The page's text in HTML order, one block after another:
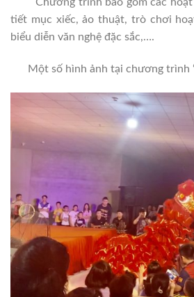
Chương trình bao gồm các hoạt
tiết mục xiếc, ảo thuật, trò chơi
biểu diễn văn nghệ đặc sắc,….
Một số hình ảnh tại chương trình